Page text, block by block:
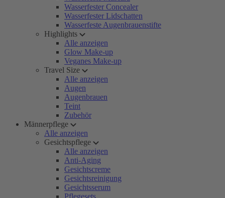
Wasserfester Concealer
Wasserfester Lidschatten
Wasserfeste Augenbrauenstifte
Highlights
Alle anzeigen
Glow Make-up
Veganes Make-up
Travel Size
Alle anzeigen
Augen
Augenbrauen
Teint
Zubehör
Männerpflege
Alle anzeigen
Gesichtspflege
Alle anzeigen
Anti-Aging
Gesichtscreme
Gesichtsreinigung
Gesichtsserum
Pflegesets